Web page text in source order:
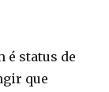
é status de
que